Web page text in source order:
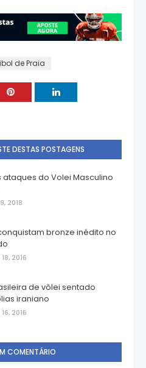
de Praia
DESTAS POSTAGENS
ataques do Volei Masculino
2018
bronze inédito no
18, 2016
de vôlei sentado
iraniano
16, 2016
COMENTÁRIO